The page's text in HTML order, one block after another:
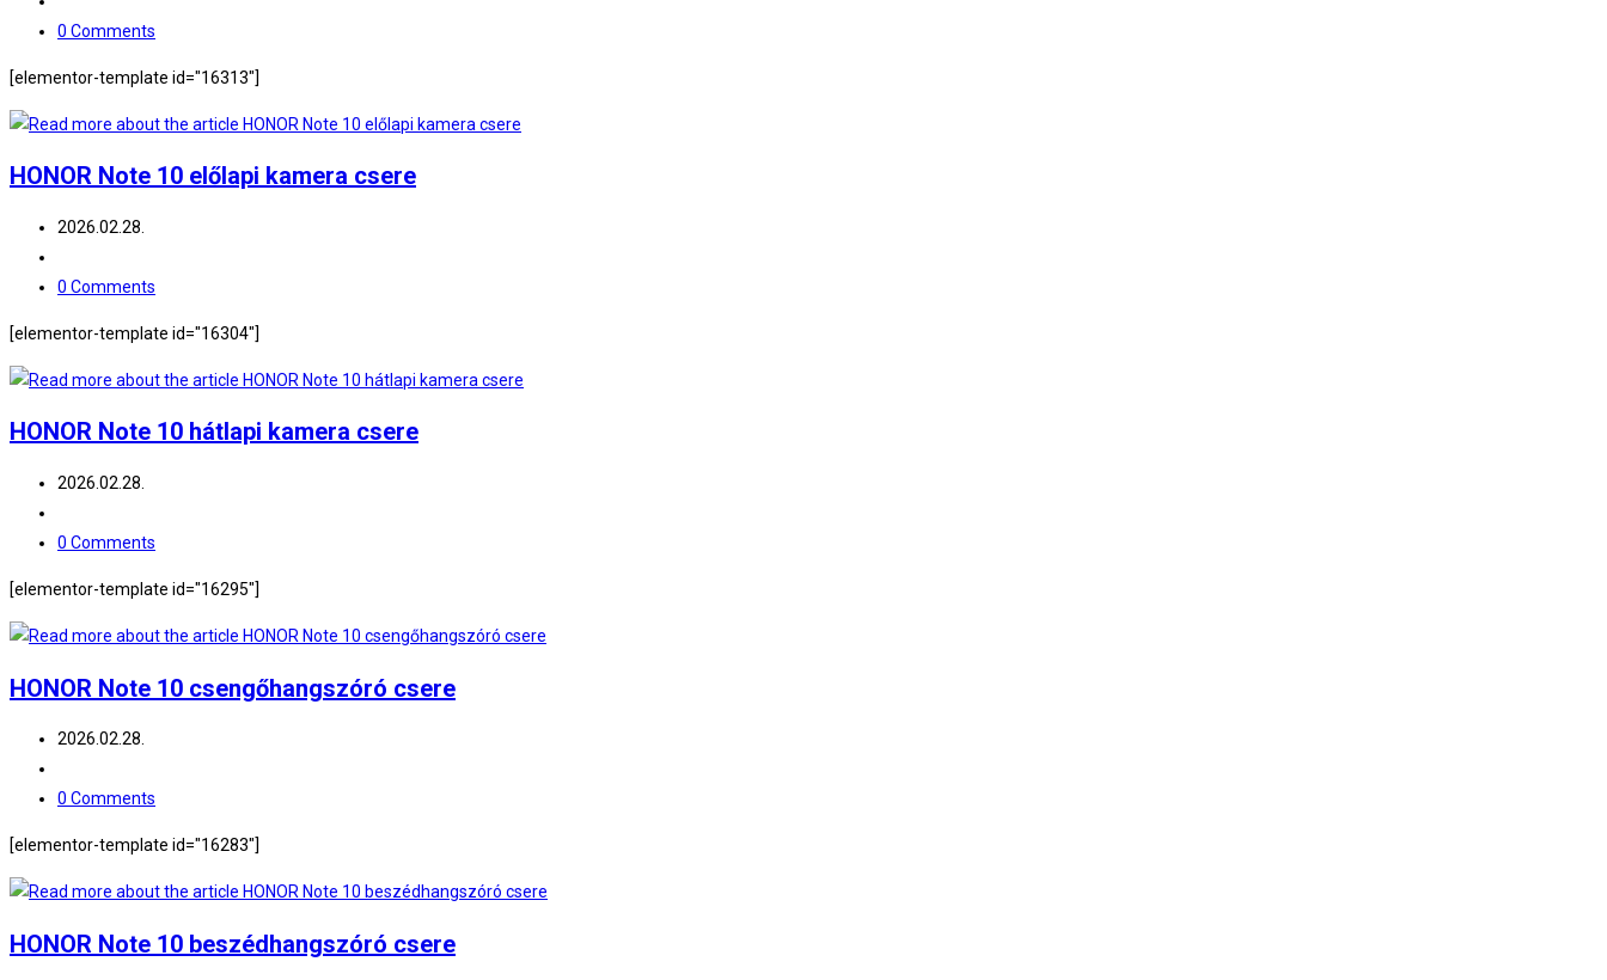
0 Comments
[elementor-template id="16313"]
HONOR Note 10 előlapi kamera csere
2026.02.28.
0 Comments
[elementor-template id="16304"]
HONOR Note 10 hátlapi kamera csere
2026.02.28.
0 Comments
[elementor-template id="16295"]
HONOR Note 10 csengőhangszóró csere
2026.02.28.
0 Comments
[elementor-template id="16283"]
HONOR Note 10 beszédhangszóró csere